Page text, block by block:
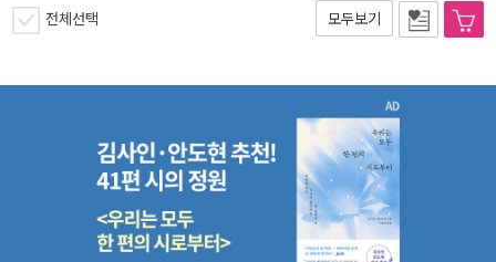
전체선택 모두보기